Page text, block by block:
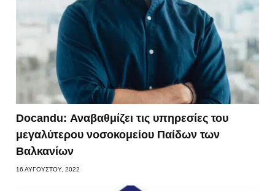
Docandu: Αναβαθμίζει τις υπηρεσίες του
μεγαλύτερου νοσοκομείου Παίδων των
Βαλκανίων
16 ΑΥΓΟΎΣΤΟΥ, 2022